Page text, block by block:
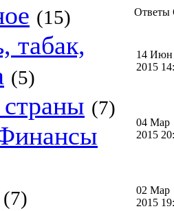
(15)
табак,
(5)
(7)
(7)
Ответы
14 Июн
2015
04 Мар
2015
02 Мар
2015